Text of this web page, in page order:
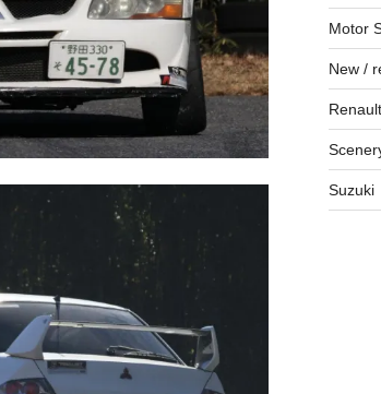
Motor
New /
Renault
Suzuki